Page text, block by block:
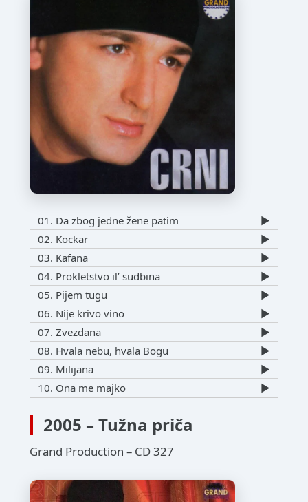
01. Da zbog jedne žene patim
▶️
02. Kockar
▶️
03. Kafana
▶️
04. Prokletstvo il’ sudbina
▶️
05. Pijem tugu
▶️
06. Nije krivo vino
▶️
07. Zvezdana
▶️
08. Hvala nebu, hvala Bogu
▶️
09. Milijana
▶️
10. Ona me majko
▶️
2005 – Tužna priča
Grand Production – CD 327